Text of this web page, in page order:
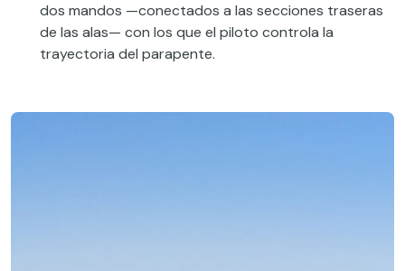
dos mandos —conectados a las secciones traseras
de las alas— con los que el piloto controla la
trayectoria del parapente.